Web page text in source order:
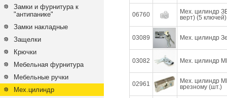
Замки и фурнитура к
"антипанике"
Замки накладные
Защелки
Крючки
Мебельная фурнитура
Мебельные ручки
Мех.цилиндр
06760
Мех. цилиндр
верт) (5
03089 Мех. цилиндр
03082 Мех. цилиндр
02961
Мех. цилиндр
врезному (шт.)